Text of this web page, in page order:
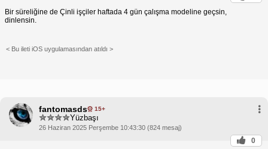
Bir süreliğine de Çinli işçiler haftada 4 gün çalışma modeline geçsin,
dinlensin.
< Bu ileti iOS uygulamasından atıldı >
fantomasds 15+
Yüzbaşı
26 Haziran 2025 Perşembe 10:43:30 (824 mesaj)
0